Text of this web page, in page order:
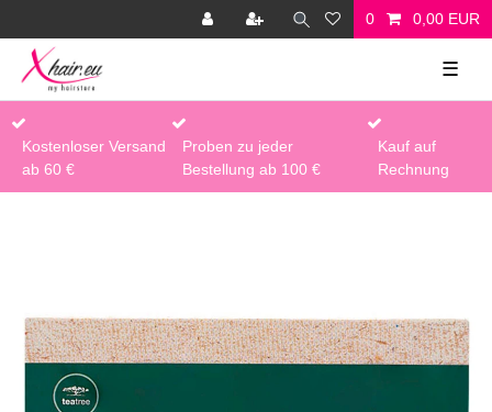
0 0,00 EUR
☰
Kostenloser Versand
ab 60 €
Proben zu jeder
Bestellung ab 100 €
Kauf auf
Rechnung